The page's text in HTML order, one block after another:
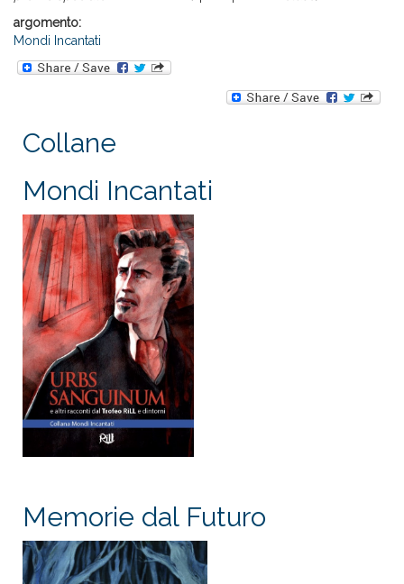
argomento:
Mondi Incantati
Collane
Mondi Incantati
Memorie dal Futuro